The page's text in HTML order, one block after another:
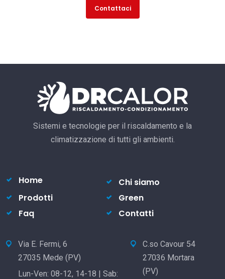
Contattaci
Sistemi e tecnologie per il riscaldamento e la
climatizzazione di tutti gli ambienti.
Home
Chi siamo
Prodotti
Green
Faq
Contatti
Via E. Fermi, 6
27035 Mede (PV)
Lun-Ven: 08-12, 14-18 | Sab:
C.so Cavour 54
27036 Mortara
(PV)